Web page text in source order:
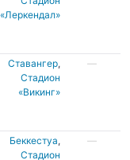
«Леркендал»
Ставангер,
Стадион
«Викинг»
—
Беккестуа,
Стадион
—